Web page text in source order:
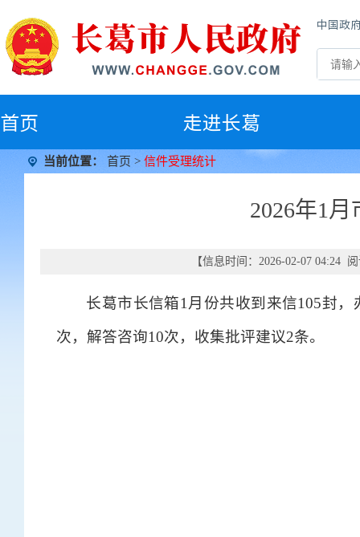
中国政
首页 走进长葛
当前位置： 首页 > 信件受理统计
2026年1
【信息时间：2026-02-07 04:24
长葛市长信箱1月份共收到来信105封
次，解答咨询10次，收集批评建议2条。